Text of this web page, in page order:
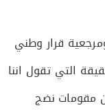
قرار وطني
التي تقول اننا
مقومات نضج